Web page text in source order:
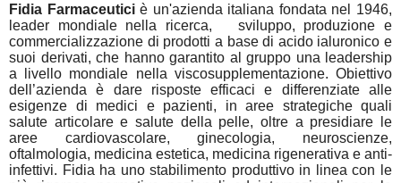
Fidia Farmaceuticiè un'azienda italiana fondata nel 1946,
leader mondiale nella ricerca,
sviluppo, produzione e
commercializzazione di prodotti a base di acido ialuronico e
suoi derivati, che hanno garantito al gruppo una leadership
a livello mondiale nella viscosupplementazione. ​Obiettivo
dell’azienda è dare risposte efficaci e differenziate alle
esigenze di medici e pazienti, in aree strategiche quali
salute articolare e salute della pelle, oltre a presidiare le
aree cardiovascolare, ginecologia, neuroscienze,
oftalmologia, medicina estetica, medicina rigenerativa e anti-
infettivi. Fidia ha uno stabilimento produttivo in linea con le